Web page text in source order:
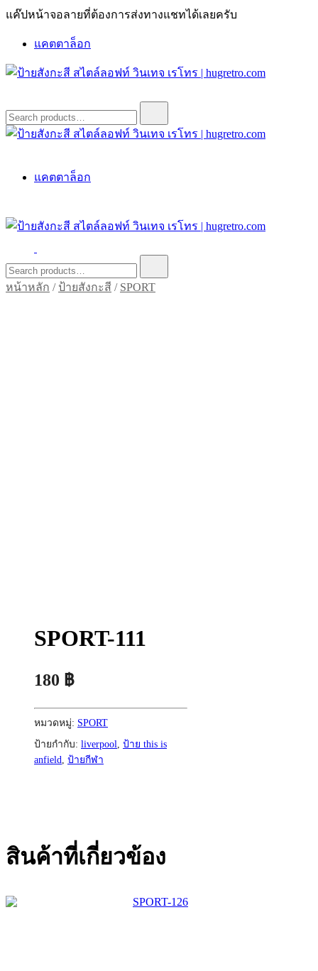
Skip
แค๊ปหน้าจอลายที่ต้องการส่งทางแชทได้เลยครับ
แคตตาล็อก
ป้ายสังกะสี สไตล์ลอฟท์ วินเทจ เรโทร | hugretro.com
ป้ายวินเทจ แต่งบ้าน ร้านกาแฟ ผับ โรงแรม ป้ายโค้ก เป็ปซี่เวสป้า
ฮาร์เล่ย์โฆษณาเก่าโบราณ มีราคาแบบสวยๆเพียบหรือสั่งทำโทร
O8664277II
for:
ฮาร์เล่ย์โฆษณาเก่าโบราณ มีราคาแบบสวยๆเพียบหรือสั่งทำโทร
แคตตาล็อก
ป้ายสังกะสี สไตล์ลอฟท์ วินเทจ เรโทร | hugretro.com
ป้ายวินเทจ แต่งบ้าน ร้านกาแฟ ผับ โรงแรม ป้ายโค้ก เป็ปซี่เวสป้า
ฮาร์เล่ย์โฆษณาเก่าโบราณ มีราคาแบบสวยๆเพียบหรือสั่งทำโทร
O8664277II
for:
หน้าหลัก / ป้ายสังกะสี / SPORT
SPORT-111
180 ฿
หมวดหมู่: SPORT
ป้ายกำกับ: liverpool, ป้าย this is
anfield, ป้ายกีฬา
สินค้าที่เกี่ยวข้อง